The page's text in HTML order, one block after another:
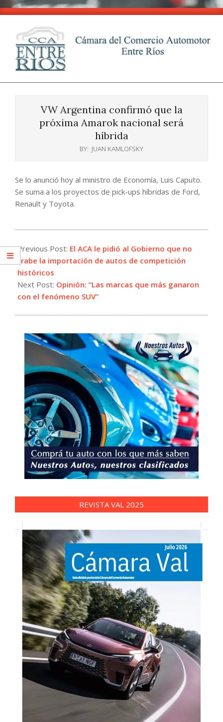
Skip
content
CCA
EntreVW Argentina confirmó que la
próxima Amarok nacional será
híbrida
BY: JUAN KAMLOFSKY
Se lo anunció hoy al ministro de Economía, Luis Caputo.
Se suma a los proyectos de pick-ups híbridas de Ford,
Renault y Toyota.
08-
05
Previous Post: El ACA le pidió al Gobierno que no
trabe la importación de autos de competición
históricos
Next Post: Opinión: “Las marcas que más ganaron
con el fenómeno SUV”
REVISTA VAL 2025